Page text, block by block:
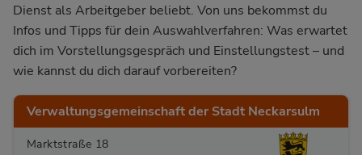
Dienst als Arbeitgeber beliebt. Von uns bekommst du
Infos und Tipps für dein Auswahlverfahren: Was erwartet
dich im Vorstellungsgespräch und Einstellungstest – und
wie kannst du dich darauf vorbereiten?
Verwaltungsgemeinschaft der Stadt Neckarsulm
Marktstraße 18